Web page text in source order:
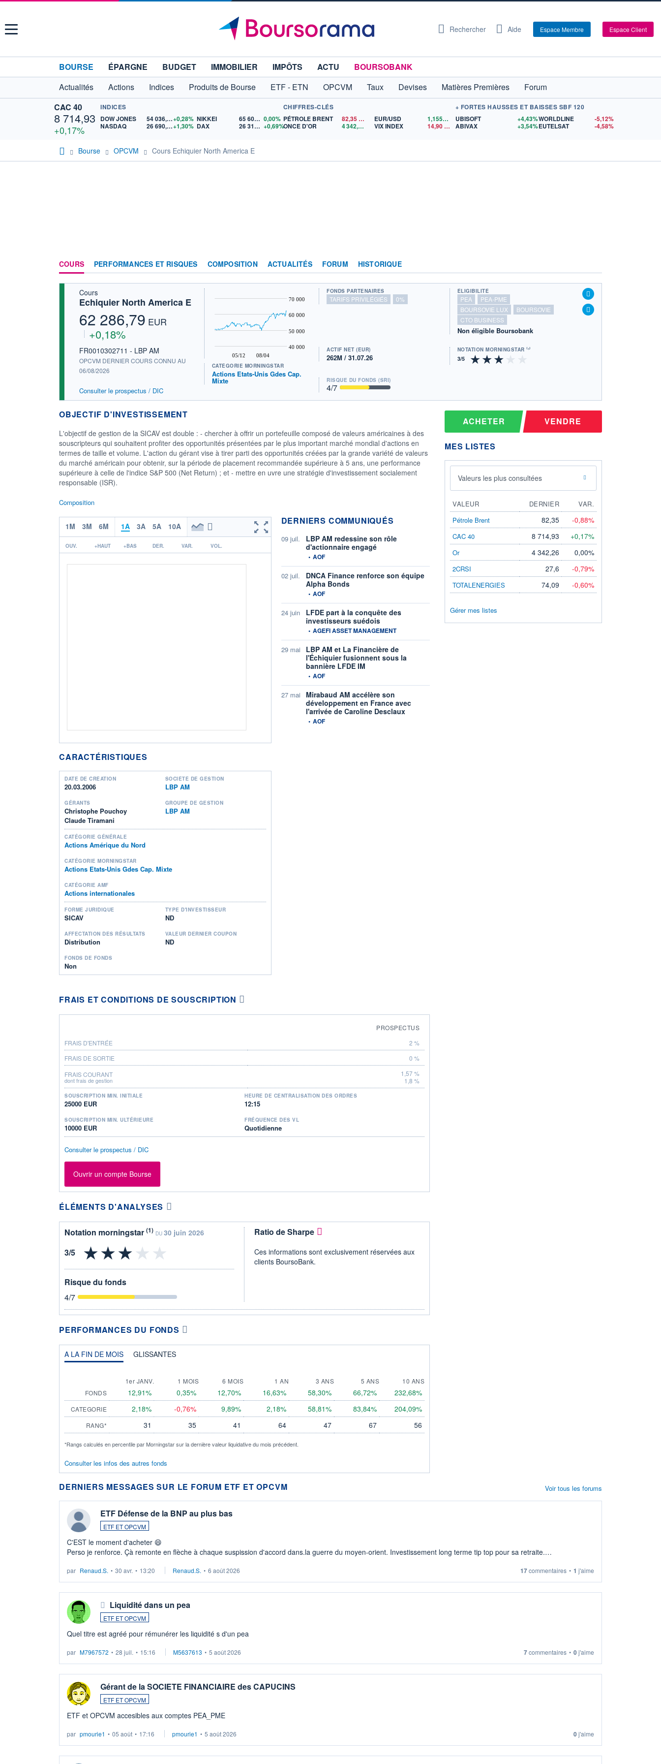
Menu Rechercher Aide Espace Membre Espace Client
BOURSE ÉPARGNE BUDGET IMMOBILIER IMPÔTS ACTU
BOURSOBANK
Actualités
Actions Indices Produits de Bourse ETF - ETN OPCVM Taux Devises Matières Premières
Forum
CAC 40
8 714,93
+0,17%
INDICES
DOW JONES
54 036,93+0,28%
NASDAQ
26 690,62+1,30%
NIKKEI 65 606,71 0,00%
DAX
26 319,45 +0,69%
CHIFFRES-CLÉS
PÉTROLE BRENT
82,35$US
ONCE D'OR
4 342,26 $US
EUR/USD 1,1559$US
VIX INDEX
14,90
+ FORTES HAUSSES ET BAISSES SBF 120
UBISOFT
+4,43%
ABIVAX
+3,54%
WORLDLINE
-5,12%
EUTELSAT
-4,58%
Bourse OPCVM Cours Echiquier North America E
COURS PERFORMANCES ET RISQUES COMPOSITION ACTUALITÉS FORUM HISTORIQUE
Cours
Echiquier North America E
62 286,79 EUR
+0,18%
FR0010302711 - LBP AM
OPCVM DERNIER COURS CONNU AU
06/08/2026
Consulter le prospectus / DIC
05/12 08/04
40 000
50 000
60 000
70 000
CATÉGORIE MORNINGSTAR
Actions Etats-Unis Gdes Cap.
Mixte
FONDS PARTENAIRES
TARIFS PRIVILÉGIÉS 0%
ÉLIGIBILITÉ
PEA
PEA-PME
BOURSOVIE LUX
BOURSOVIE
CTO BUSINESS
Non éligible Boursobank
ACTIF NET (EUR)
262M / 31.07.26
NOTATION MORNINGSTAR ⁽¹⁾
RISQUE DU FONDS (SRI)
4/7
OBJECTIF D'INVESTISSEMENT
L'objectif de gestion de la SICAV est double : - chercher à offrir un portefeuille composé de valeurs américaines à des
souscripteurs qui souhaitent profiter des opportunités présentées par le plus important marché mondial d'actions en
termes de taille et volume. L'action du gérant vise à tirer parti des opportunités créées par la grande variété de valeurs
du marché américain pour obtenir, sur la période de placement recommandée supérieure à 5 ans, une performance
supérieure à celle de l'indice S&P 500 (Net Return) ; et - mettre en uvre une stratégie d'investissement socialement
responsable (ISR).
Composition
1M 3M 6M 1A 3A 5A 10A
OUV. +HAUT +BAS DER. VAR. VOL.
CARACTÉRISTIQUES
DATE DE CRÉATION
20.03.2006
SOCIÉTÉ DE GESTION
LBP AM
GÉRANTS
Christophe Pouchoy
Claude Tiramani
GROUPE DE GESTION
LBP AM
CATÉGORIE GÉNÉRALE
Actions Amérique du Nord
CATÉGORIE MORNINGSTAR
Actions Etats-Unis Gdes Cap. Mixte
CATÉGORIE AMF
Actions internationales
FORME JURIDIQUE
SICAV
TYPE D'INVESTISSEUR
ND
AFFECTATION DES RÉSULTATS
Distribution
VALEUR DERNIER COUPON
ND
FONDS DE FONDS
Non
DERNIERS COMMUNIQUÉS
09 juil.
LBP AM redessine son rôle
d'actionnaire engagé
information fournie par
• AOF
02 juil.
DNCA Finance renforce son équipe
Alpha Bonds
information fournie par
• AOF
24 juin
LFDE part à la conquête des
investisseurs suédois
information fournie par
• AGEFI ASSET MANAGEMENT
29 mai
LBP AM et La Financière de
l'Échiquier fusionnent sous la
bannière LFDE IM
information fournie par
• AOF
27 mai
Mirabaud AM accélère son
développement en France avec
l'arrivée de Caroline Desclaux
information fournie par
• AOF
FRAIS ET CONDITIONS DE SOUSCRIPTION
PROSPECTUS
FRAIS D'ENTRÉE
2 %
FRAIS DE SORTIE
0 %
FRAIS COURANT
dont frais de gestion
1,57 %
1,8 %
SOUSCRIPTION MIN. INITIALE
25000 EUR
HEURE DE CENTRALISATION DES ORDRES
12:15
SOUSCRIPTION MIN. ULTÉRIEURE
10000 EUR
FRÉQUENCE DES VL
Quotidienne
Consulter le prospectus / DIC
Ouvrir un compte Bourse
ÉLÉMENTS D'ANALYSES
Notation morningstar (1) DU 30 juin 2026
Risque du fonds
4/7
Ratio de Sharpe
Ces informations sont exclusivement réservées aux
clients BoursoBank.
PERFORMANCES DU FONDS
A LA FIN DE MOIS GLISSANTES
1er JANV. 1 MOIS 6 MOIS 1 AN 3 ANS 5 ANS
10 ANS
FONDS
12,91% 0,35% 12,70% 16,63% 58,30% 66,72% 232,68%
CATEGORIE 2,18% -0,76% 9,89% 2,18% 58,81% 83,84% 204,09%
RANG* 31 35 41 64 47 67 56
*Rangs calculés en percentile par Morningstar sur la dernière valeur liquidative du mois précédent.
Consulter les infos des autres fonds
ACHETER VENDRE
MES LISTES
Valeurs les plus consultées
VALEUR DERNIER
VAR.
Pétrole Brent
82,35 -0,88%
CAC 40 8 714,93 +0,17%
Or 4 342,26 0,00%
2CRSI 27,6 -0,79%
TOTALENERGIES 74,09 -0,60%
Gérer mes listes
DERNIERS MESSAGES SUR LE FORUM ETF ET OPCVM
ETF Défense de la BNP au plus bas
ETF ET OPCVM
C'EST le moment d'acheter 😄​
Perso je renforce. Çà remonte en flèche à chaque suspission d'accord dans.la guerre du moyen-orient. Investissement long terme tip top pour sa retraite.
par Renaud.S. • 30 avr. • 13:20 Renaud.S. • 6 août 2026 17commentaires • 1 j'aime
Liquidité dans un pea
ETF ET OPCVM
Quel titre est agréé pour rémunérer les liquidité s d'un pea
par M7967572 • 28 juil. • 15:16 M5637613 • 5 août 2026 7commentaires • 0j'aime
Gérant de la SOCIETE FINANCIAIRE des CAPUCINS
ETF ET OPCVM
ETF et OPCVM accesibles aux comptes PEA_PME
par pmourie1 • 05 août • 17:16 pmourie1 • 5 août 2026 0j'aime
Voir tous les forums